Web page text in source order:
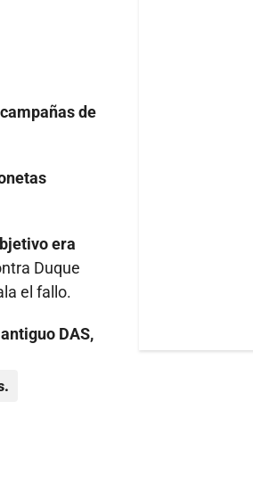
de
era
Duque
el fallo.
DAS,